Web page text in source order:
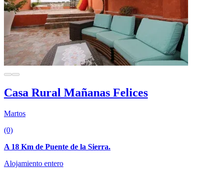
Casa Rural Mañanas Felices
Martos
(0)
A 18 Km de Puente de la Sierra.
Alojamiento entero